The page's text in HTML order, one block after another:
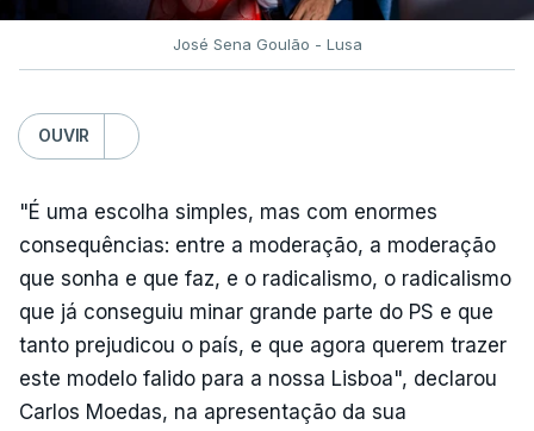
José Sena Goulão - Lusa
OUVIR
"É uma escolha simples, mas com enormes
consequências: entre a moderação, a moderação
que sonha e que faz, e o radicalismo, o radicalismo
que já conseguiu minar grande parte do PS e que
tanto prejudicou o país, e que agora querem trazer
este modelo falido para a nossa Lisboa", declarou
Carlos Moedas, na apresentação da sua